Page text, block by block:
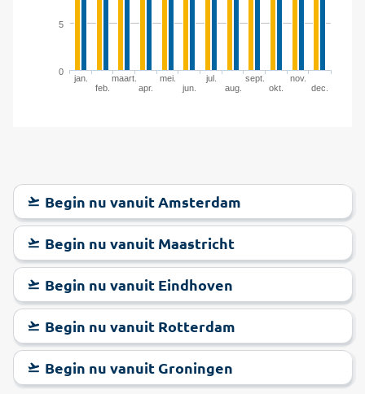
jan.
feb.
maart.
apr.
mei.
jun.
jul.
aug.
sept.
okt.
nov.
dec.
0
5
Begin nu vanuit Amsterdam
Begin nu vanuit Maastricht
Begin nu vanuit Eindhoven
Begin nu vanuit Rotterdam
Begin nu vanuit Groningen